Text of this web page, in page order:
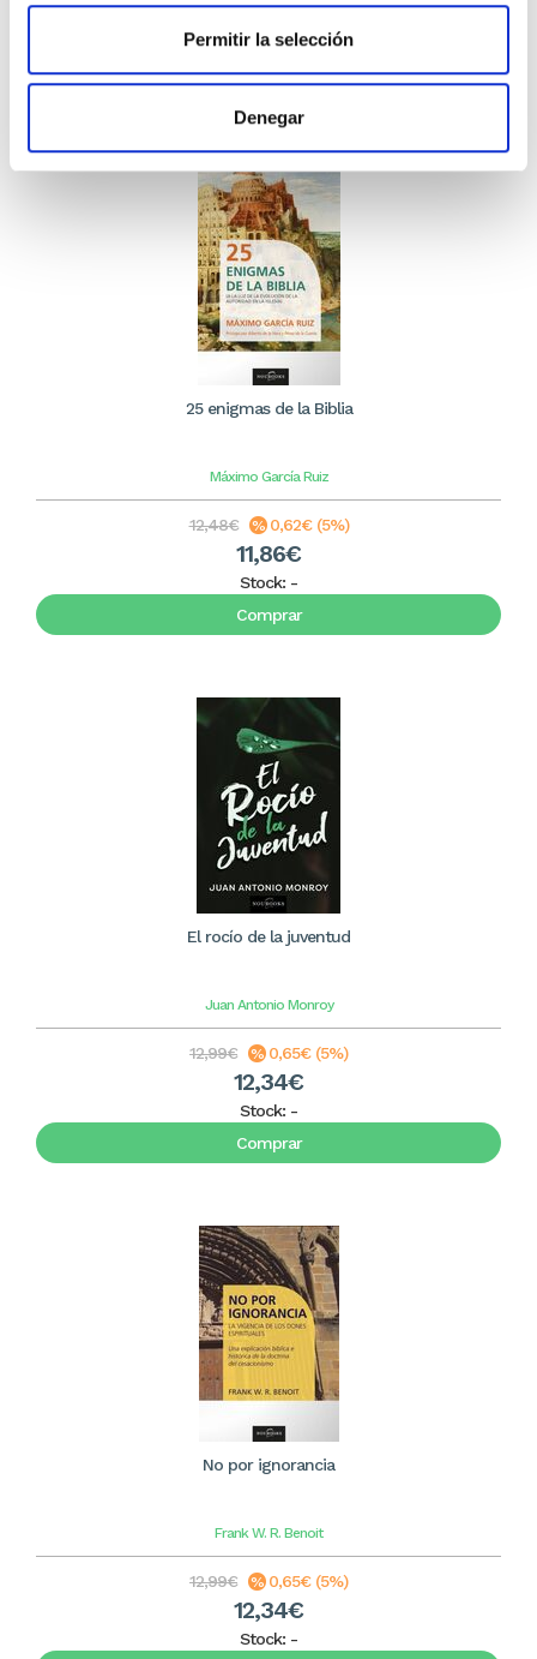
Permitir la selección
Denegar
12,84€
Comprar
25 enigmas de la Biblia
Máximo García Ruiz
12,48€ 0,62€ (5%)
11,86€
Stock: -
Comprar
El rocío de la juventud
Juan Antonio Monroy
12,99€ 0,65€ (5%)
12,34€
Stock: -
Comprar
No por ignorancia
Frank W. R. Benoit
12,99€ 0,65€ (5%)
12,34€
Stock: -